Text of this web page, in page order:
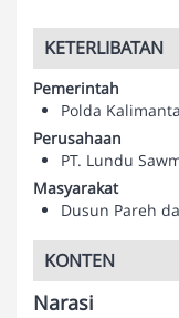
KETERLIBATAN
Pemerintah
Polda
Perusahaan
PT. Lundu
Masyarakat
Dusun Pareh
KONTEN
Narasi